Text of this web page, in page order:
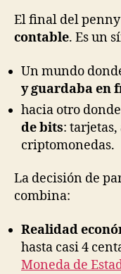
El final del penny
contable. Es un
Un mundo
y guardaba en
hacia otro
de bits: tarjetas,
criptomonedas.
La decisión de
combina:
Realidad
hasta casi 4
Moneda de